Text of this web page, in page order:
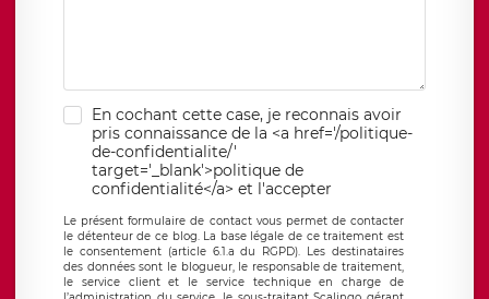
En cochant cette case, je reconnais avoir
pris connaissance de la <a href='/politique-
de-confidentialite/'
target='_blank'>politique de
confidentialité</a> et l'accepter
Le présent formulaire de contact vous permet de contacter
le détenteur de ce blog. La base légale de ce traitement est
le consentement (article 6.1.a du RGPD). Les destinataires
des données sont le blogueur, le responsable de traitement,
le service client et le service technique en charge de